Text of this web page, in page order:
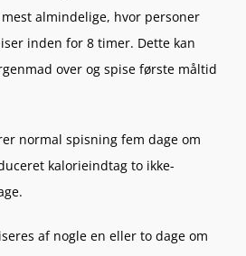
almindelige, hvor personer
inden for 8 timer. Dette kan
over og spise første måltid
normal spisning fem dage om
kalorieindtag to ikke-
af nogle en eller to dage om